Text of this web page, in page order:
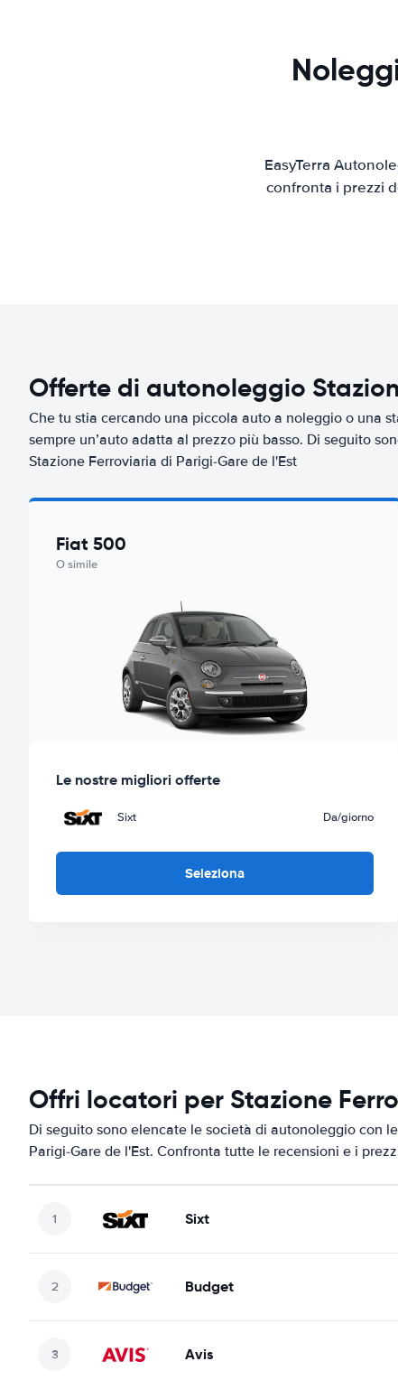
EasyTerra
confronta i prezzi
Offerte di autonoleggio
Che tu stia cercando una piccola auto a noleggio o una
sempre un’auto adatta al prezzo più basso. Di seguito
Stazione Ferroviaria di Parigi-Gare de l'Est
Fiat 500
O simile
Le nostre migliori offerte
Sixt Da/giorno
Seleziona
Offri locatori per Stazione
Di seguito sono elencate le società di autonoleggio con
Parigi-Gare de l'Est. Confronta tutte le recensioni e i
Sixt
Budget
Avis